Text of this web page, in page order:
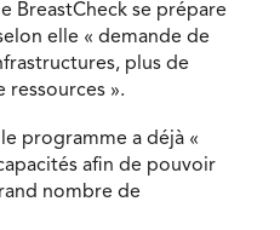
BreastCheck se prépare
elle « demande de
plus de
ressources ».
programme a déjà «
afin de pouvoir
nombre de